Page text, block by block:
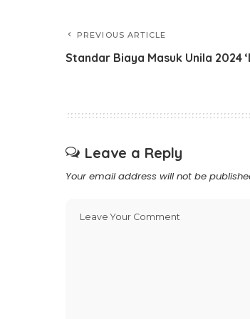
PREVIOUS ARTICLE
Standar Biaya Masuk Unila 2024
Leave a Reply
Your email address will not be